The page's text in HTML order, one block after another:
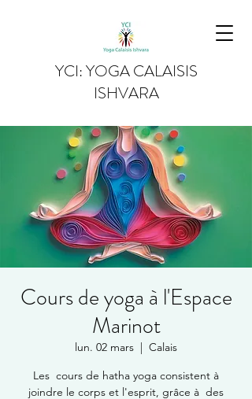
YCI: YOGA CALAISIS
ISHVARA
Cours de yoga à l'Espace
Marinot
lun. 02 mars
  |
Calais
Les cours de hatha yoga consistent à
joindre le corps et l'esprit, grâce à des